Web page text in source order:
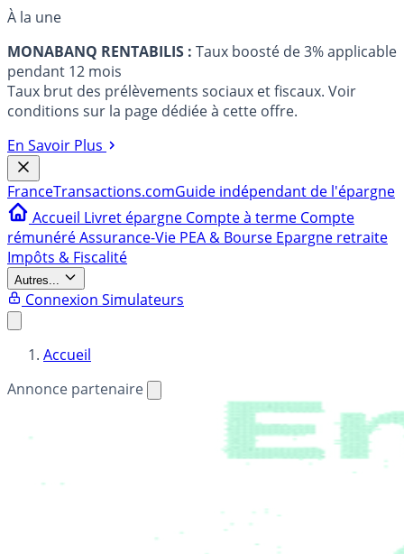
À la une
MONABANQ RENTABILIS : Taux boosté de 3% applicable
pendant 12 mois
Taux brut des prélèvements sociaux et fiscaux. Voir
conditions sur la page dédiée à cette offre.
En Savoir Plus
FranceTransactions.comGuide indépendant de l'épargne
Accueil Livret épargne Compte à terme Compte
rémunéréAssurance-Vie PEA & Bourse Epargne retraite
Impôts & Fiscalité
Autres...
Connexion Simulateurs
Accueil
Annonce partenaire